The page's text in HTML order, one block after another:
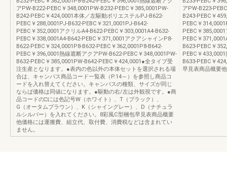
アPW-B222-PEBC￥348,0001PW-B232-PEBC￥385,0001PW-
B242-PEBC￥424,0001本体／左駆動ポリエステルPJ-B622-
PEBC￥288,0001PJ-B632-PEBC￥321,0001PJ-B642-
PEBC￥352,0001アクリルA4-B622-PEBC￥303,0001A4-B632-
PEBC￥338,0001A4-B642-PEBC￥371,0001アクアシャインP8-
B622-PEBC￥324,0001P8-B632-PEBC￥362,0001P8-B642-
PEBC￥396,0001熱線遮断アクアPW-B622-PEBC￥348,0001PW-
B632-PEBC￥385,0001PW-B642-PEBC￥424,0001●全タイプ受
注生産となります。●表内の色以外の本体セットを選択される場
合は、キャンバス商品コード一覧表（P.14～）を参照し商品コ
ードを入れ替えてください。キャンバスの種類、サイズが同じ
ならば価格は同値になります。●駆動の右/左は外観視です。●商
品コードの□には色記号W（ホワイト）、T（ブラック）、
G（オータムブラウン）、K（シャイングレー）、D（ナチュラ
ルシルバー）を入れてください。8彩風C型梱包早見表商品概要
他価格には運搬費、組立代、取付費、消費税などは含まれてい
ません。
アPW-B223-
B243-PEBC￥
PEBC￥
PEBC￥
PEBC￥
B623-PEBC￥
PEBC￥
B633-PEBC￥
早見表商品概要他